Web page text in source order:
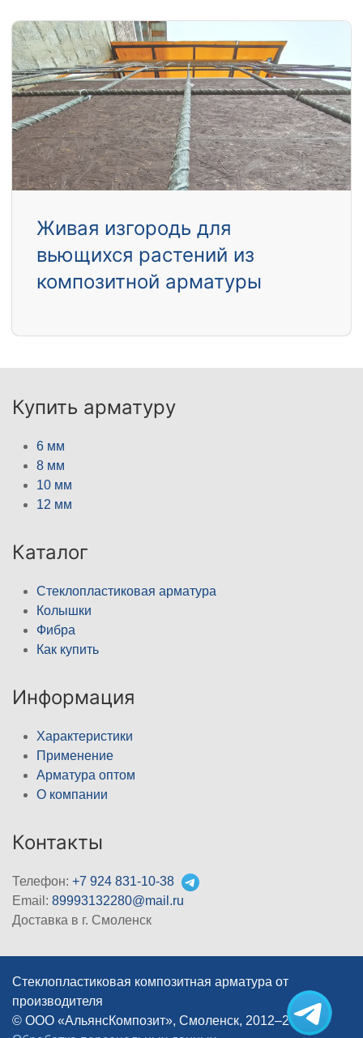
Живая изгородь для
вьющихся растений из
композитной арматуры
Купить арматуру
6 мм
8 мм
10 мм
12 мм
Каталог
Стеклопластиковая арматура
Колышки
Фибра
Как купить
Информация
Характеристики
Применение
Арматура оптом
О компании
Контакты
Телефон: +7 924 831-10-38
Email: 89993132280@mail.ru
Доставка в г. Смоленск
Стеклопластиковая композитная арматура от
производителя
© ООО «АльянсКомпозит», Смоленск, 2012–2026